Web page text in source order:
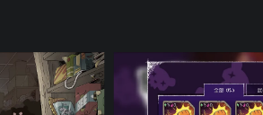
的策略和玩法。